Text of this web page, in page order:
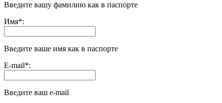
Введите вашу фамилию как в паспорте
Имя*:
Введите ваше имя как в паспорте
E-mail*:
Введите ваш e-mail